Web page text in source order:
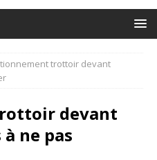
trottoir devant
devant
ne pas